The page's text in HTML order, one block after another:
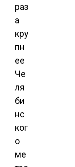
раз
а
кру
пн
ее
Че
ля
би
нс
ког
о
ме